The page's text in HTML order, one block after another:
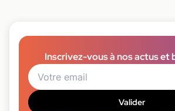
Inscrivez-vous à nos actus et
Valider